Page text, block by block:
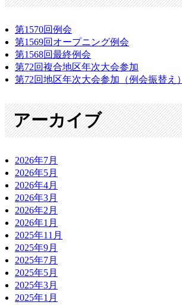
第1570回例会
第1569回オープニング例会
第1568回最終例会
第72回複合地区年次大会参加
第72回地区年次大会参加（例会振替え）
アーカイブ
2026年7月
2026年5月
2026年4月
2026年3月
2026年2月
2026年1月
2025年11月
2025年9月
2025年7月
2025年5月
2025年3月
2025年1月